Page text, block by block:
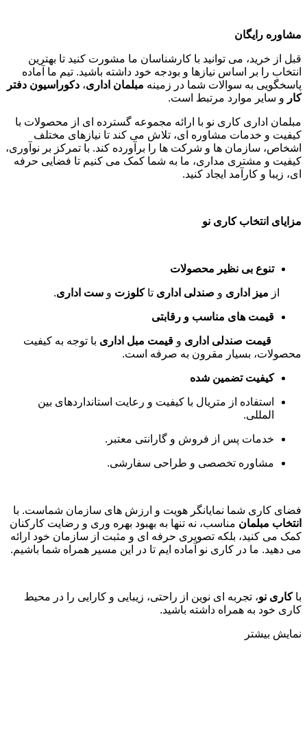
مشاوره رایگان
قبل از خرید، می توانید با کارشناسان ما مشورت کنید تا بهترین
انتخاب را بر اساس نیازها و بودجه خود داشته باشید. تیم ما آماده
پاسخگویی به سوالات شما در زمینه مبلمان اداری، دکوراسیون دفتر
کار و سایر موارد مرتبط است.
مبلمان اداری کاری نو با ارائه مجموعه گسترده ای از محصولات با
کیفیت و خدمات مشاوره ای، تلاش می کند تا نیازهای مختلف
اشخاص، سازمان ها و شرکت ها را برآورده کند. با تمرکز بر نوآوری،
کیفیت و مشتری مداری، ما به شما کمک می کنیم تا فضایی حرفه
ای، زیبا و کارآمد ایجاد کنید.
مزایای انتخاب کاری نو
تنوع بی نظیر محصولات
از میز اداری و صندلی اداری تاکلوزت و ست اداری.
قیمت های مناسب و رقابتی
قیمت صندلی اداری و قیمت مبل اداری با توجه به کیفیت
محصولات، بسیار مقرون به صرفه است.
کیفیت تضمین شده
استفاده از متریال با کیفیت و رعایت استانداردهای بین
المللی.
خدمات پس از فروش و گارانتی معتبر .
مشاوره تخصصی و طراحی سفارشی.
فضای کاری شما نمایانگر هویت و ارزش های سازمان شماست. با
انتخاب مبلمان مناسب، نه تنها به بهبود بهره وری و رضایت کارکنان
کمک می کنید، بلکه تصویری حرفه ای و مثبت از سازمان خود ارائه
می دهید. ما در کاری نو آماده ایم تا در این مسیر همراه شما باشیم.
باکاری نو، تجربه ای نوین از راحتی، زیبایی و کارایی را در محیط
کاری خود به همراه داشته باشید.
نمایش بیشتر